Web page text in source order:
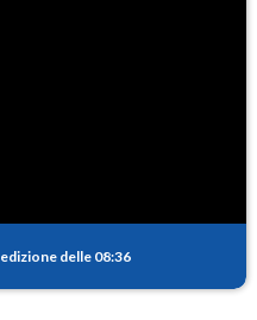
edizione delle 08:36